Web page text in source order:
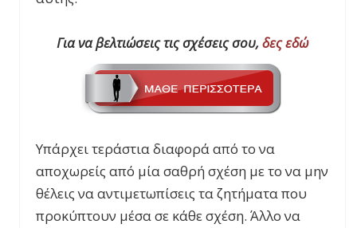
Για να βελτιώσεις τις σχέσεις σου, δες εδώ
Υπάρχει τεράστια διαφορά από το να
αποχωρείς από μία σαθρή σχέση με το να μην
θέλεις να αντιμετωπίσεις τα ζητήματα που
προκύπτουν μέσα σε κάθε σχέση. Άλλο να